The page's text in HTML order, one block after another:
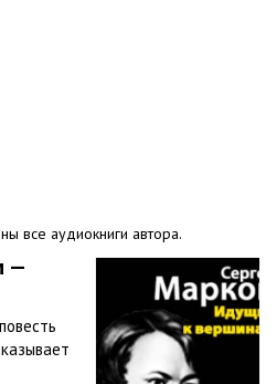
все аудиокниги автора.
—